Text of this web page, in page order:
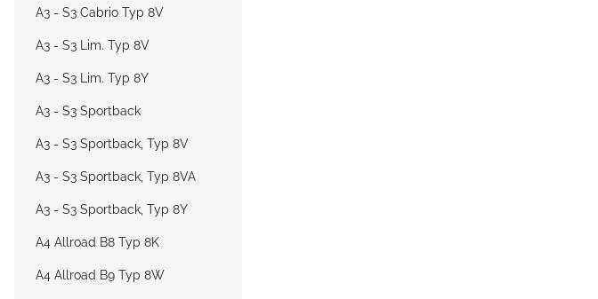
A3 - S3 Cabrio Typ 8V
A3 - S3 Lim. Typ 8V
A3 - S3 Lim. Typ 8Y
A3 - S3 Sportback
A3 - S3 Sportback, Typ 8V
A3 - S3 Sportback, Typ 8VA
A3 - S3 Sportback, Typ 8Y
A4 Allroad B8 Typ 8K
A4 Allroad B9 Typ 8W